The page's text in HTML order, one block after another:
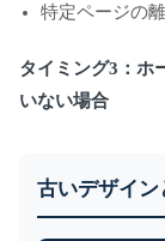
特定ページの
タイミング3：ホ
いない場合
古いデザイ